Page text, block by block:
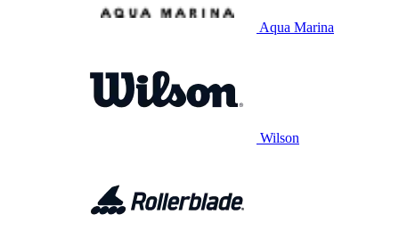
Aqua Marina
Wilson